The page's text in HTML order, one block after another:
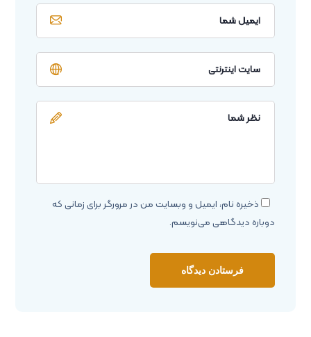
ذخیره نام، ایمیل و وبسایت من در مرورگر برای زمانی که
دوباره دیدگاهی می‌نویسم.